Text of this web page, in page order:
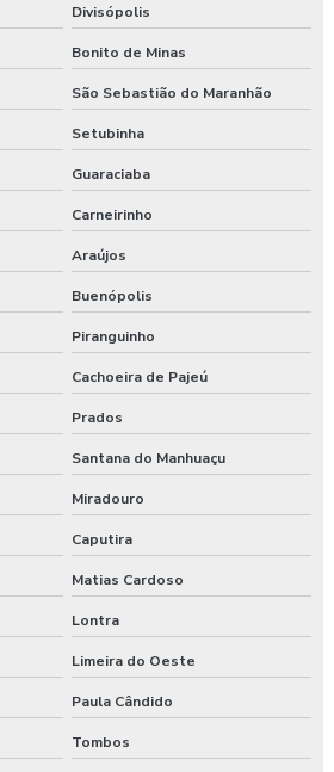
Divisópolis
Bonito de Minas
São Sebastião do Maranhão
Setubinha
Guaraciaba
Carneirinho
Araújos
Buenópolis
Piranguinho
Cachoeira de Pajeú
Prados
Santana do Manhuaçu
Miradouro
Caputira
Matias Cardoso
Lontra
Limeira do Oeste
Paula Cândido
Tombos